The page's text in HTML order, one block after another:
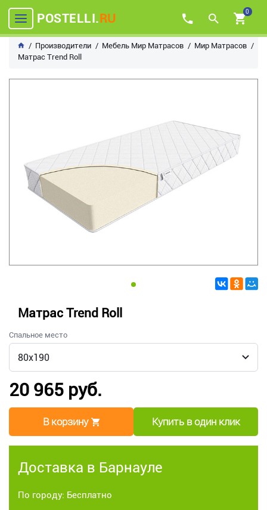
POSTELLI.RU 0
Производители Мебель Мир Матрасов
Мир Матрасов
Матрас Trend Roll
Матрас Trend Roll
Спальное место
20 965 руб.
В корзину Купить в один клик
Доставка в Барнауле
По городу: Бесплатно